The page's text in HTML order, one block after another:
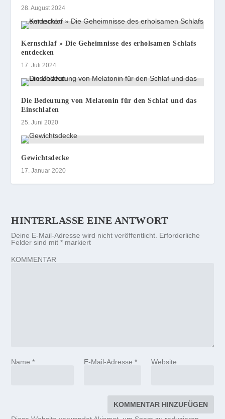
28. August 2024
Kernschlaf » Die Geheimnisse des erholsamen Schlafs
entdecken
17. Juli 2024
Die Bedeutung von Melatonin für den Schlaf und das
Einschlafen
25. Juni 2020
Gewichtsdecke
17. Januar 2020
HINTERLASSE EINE ANTWORT
Deine E-Mail-Adresse wird nicht veröffentlicht. Erforderliche
Felder sind mit* markiert
KOMMENTAR
Name* E-Mail-Adresse * Website